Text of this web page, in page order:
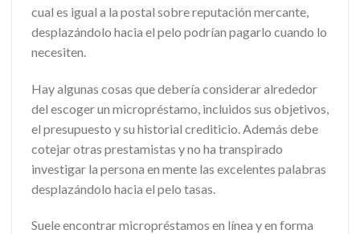
cual es igual a la postal sobre reputación mercante,
desplazándolo hacia el pelo podrían pagarlo cuando lo
necesiten.
Hay algunas cosas que debería considerar alrededor
del escoger un micropréstamo, incluidos sus objetivos,
el presupuesto y su historial crediticio. Además debe
cotejar otras prestamistas y no ha transpirado
investigar la persona en mente las excelentes palabras
desplazándolo hacia el pelo tasas.
Suele encontrar micropréstamos en línea y en forma